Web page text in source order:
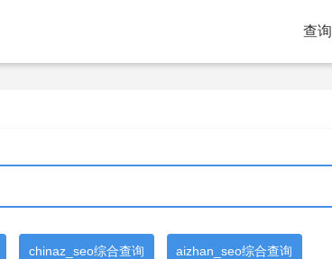
查询
chinaz_seo综合查询 aizhan_seo综合查询